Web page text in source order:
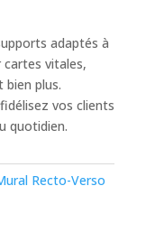
adaptés à
cartes vitales,
plus.
vos clients
quotidien.
Recto-Verso